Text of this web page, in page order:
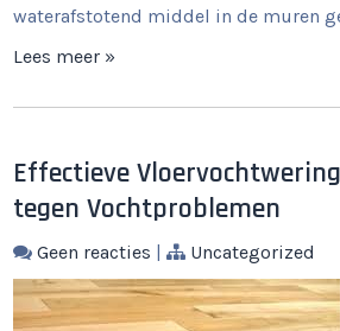
waterafstotend middel in de muren
Lees meer »
Effectieve
tegen Vochtproblemen
Geen reacties | Uncategorized